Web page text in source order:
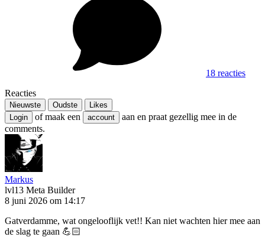
18 reacties
Reacties
Nieuwste Oudste
Likes
Login
of maak een account
aan en praat gezellig mee in de
comments.
Markus
lvl13 Meta Builder
8 juni 2026 om 14:17
Gatverdamme, wat ongelooflijk vet!! Kan niet wachten hier mee aan
de slag te gaan 💪🏻